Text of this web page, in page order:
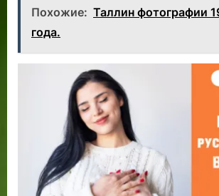
Похожие: Таллин фотографии
года.